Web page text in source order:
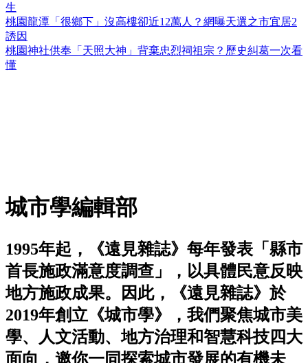
生
桃園龍潭「很鄉下」沒高樓卻近12萬人？網曝天選之市宜居2
誘因
桃園神社供奉「天照大神」背棄忠烈祠祖宗？歷史糾葛一次看
懂
城市學編輯部
1995年起，《遠見雜誌》每年發表「縣市
首長施政滿意度調查」，以具體民意反映
地方施政成果。因此，《遠見雜誌》於
2019年創立《城市學》，我們聚焦城市美
學、人文活動、地方治理和智慧科技四大
面向，邀你一同探索城市發展的有機未